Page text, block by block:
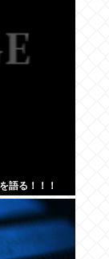
語る！！！